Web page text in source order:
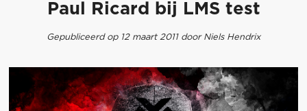
Paul Ricard bij LMS test
Gepubliceerd op 12 maart 2011 door Niels Hendrix